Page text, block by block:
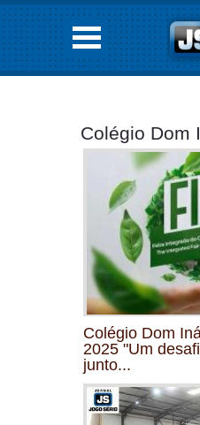
Colégio Dom
Colégio Dom
2025 "Um
junto...